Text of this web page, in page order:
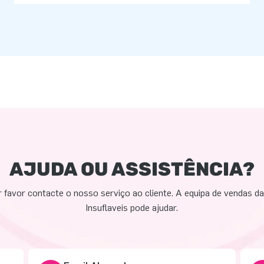
AJUDA OU ASSISTÊNCIA?
favor contacte o nosso serviço ao cliente. A equipa de vendas
Insuflaveis pode ajudar.